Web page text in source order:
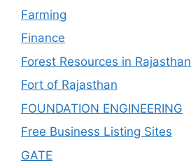
Farming
Finance
Forest Resources in Rajasthan
Fort of Rajasthan
FOUNDATION ENGINEERING
Free Business Listing Sites
GATE